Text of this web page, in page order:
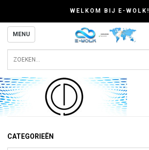
WELKOM BIJ E-WOLK!
MENU
CATEGORIEËN